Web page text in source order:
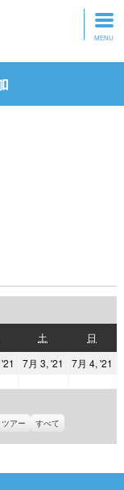
土
曜
日
日
曜
日
2021
月
日
7月 3, '21
2021
月
日
7月 4, '21
日
アー すべて